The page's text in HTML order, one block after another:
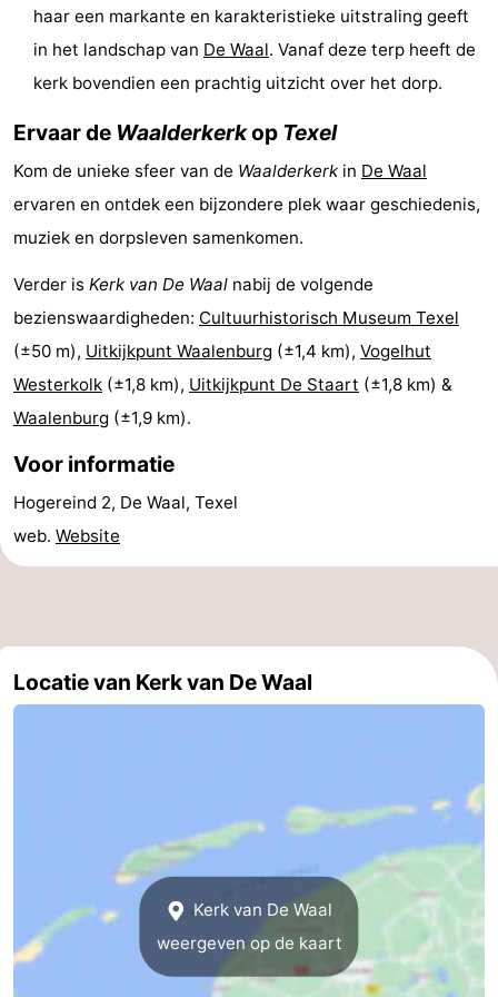
doen
Musea
-
Monumenten
-
Kerken
-
Molens
-
-
Rondvaarten
Speeltuinen
-
Sporten
Paardrijden
haar een markante en karakteristieke uitstraling geeft
in het landschap van De Waal. Vanaf deze terp heeft de
kerk bovendien een prachtig uitzicht over het dorp.
Ervaar de Waalderkerkop Texel
Kom de unieke sfeer van de Waalderkerk in De Waal
ervaren en ontdek een bijzondere plek waar geschiedenis,
muziek en dorpsleven samenkomen.
Verder is Kerk van De Waal nabij de volgende
bezienswaardigheden: Cultuurhistorisch Museum Texel
(±50 m), Uitkijkpunt Waalenburg (±1,4 km), Vogelhut
Westerkolk (±1,8 km), Uitkijkpunt De Staart (±1,8 km) &
Waalenburg (±1,9 km).
Voor informatie
Hogereind 2, De Waal, Texel
web. Website
Locatie van Kerk van De Waal
Kerk van De Waal
weergeven op de kaart